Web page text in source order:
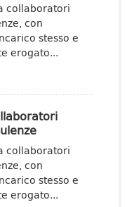
collaboratori
con
stesso e
erogato...
collaboratori
con
stesso e
erogato...